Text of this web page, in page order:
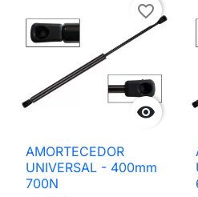

favorite_border
AMORTECEDOR
UNIVERSAL - 400mm
700N